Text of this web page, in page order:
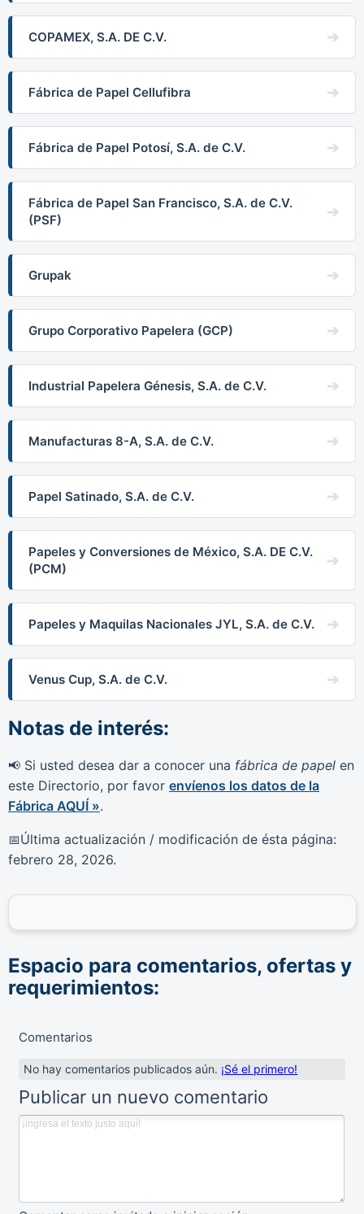
COPAMEX, S.A. DE C.V.
Fábrica de Papel Cellufibra
Fábrica de Papel Potosí, S.A. de C.V.
Fábrica de Papel San Francisco, S.A. de C.V.
(PSF)
Grupak
Grupo Corporativo Papelera (GCP)
Industrial Papelera Génesis, S.A. de C.V.
Manufacturas 8-A, S.A. de C.V.
Papel Satinado, S.A. de C.V.
Papeles y Conversiones de México, S.A. DE C.V.
(PCM)
Papeles y Maquilas Nacionales JYL, S.A. de C.V.
Venus Cup, S.A. de C.V.
Notas de interés:
📢 Si usted desea dar a conocer una fábrica de papel en
este Directorio, por favor envíenos los datos de la
Fábrica AQUÍ ».
📅Última actualización / modificación de ésta página:
febrero 28, 2026.
Espacio para comentarios, ofertas y
requerimientos:
Comentarios
No hay comentarios publicados aún. ¡Sé el primero!
Publicar un nuevo comentario